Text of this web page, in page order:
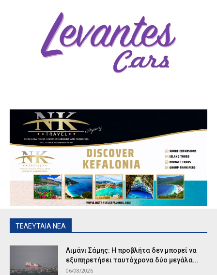
ΤΕΛΕΥΤΑΙΑ ΝΕΑ
Λιμάνι Σάμης: Η προβλήτα δεν μπορεί να
εξυπηρετήσει ταυτόχρονα δύο μεγάλα...
06/08/2026